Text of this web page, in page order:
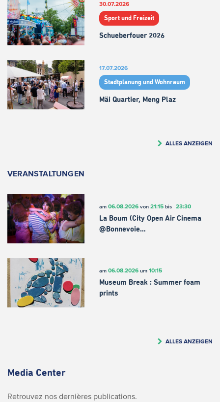
30.07.2026
Sport und Freizeit
Schueberfouer 2026
17.07.2026
Stadtplanung und Wohnraum
Mäi Quartier, Meng Plaz
ALLES ANZEIGEN
VERANSTALTUNGEN
am 06.08.2026von 21:15bis 23:30
La Boum (City Open Air Cinema
@Bonnevoie…
am 06.08.2026um 10:15
Museum Break : Summer foam
prints
ALLES ANZEIGEN
Media Center
Retrouvez nos dernières publications.